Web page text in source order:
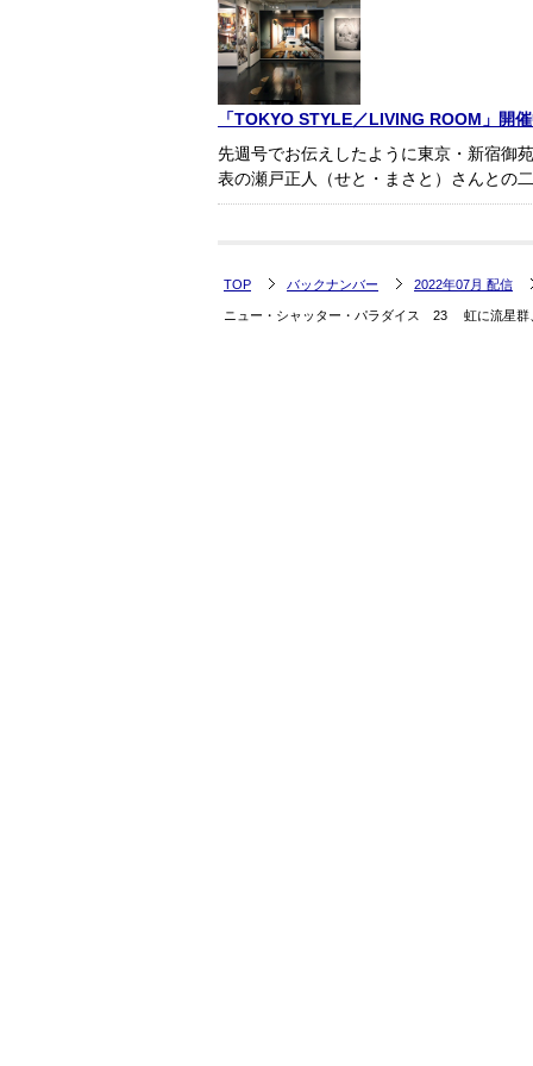
「TOKYO STYLE／LIVING ROOM」開
先週号でお伝えしたように東京・新宿御
表の瀬戸正人（せと・まさと）さんとの
TOP バックナンバー 2022年07月 配信
ニュー・シャッター・パラダイス 23 虹に流星群